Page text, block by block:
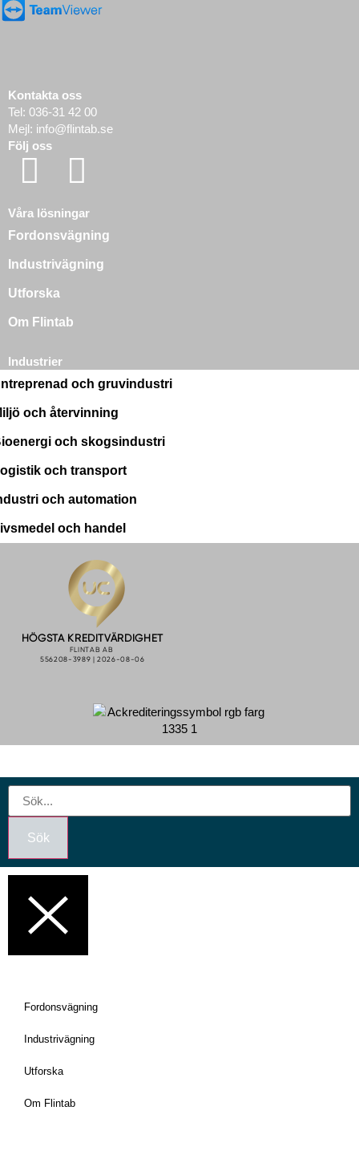
Kontakta oss
Tel: 036-31 42 00
Mejl: info@flintab.se
Följ oss
Våra lösningar
Fordonsvägning
Industrivägning
Utforska
Om Flintab
Industrier
och gruvindustri
och återvinning
och skogsindustri
och transport
och automation
och handel
Sök
Fordonsvägning
Industrivägning
Utforska
Om Flintab